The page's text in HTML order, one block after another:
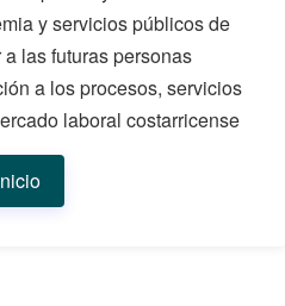
y servicios públicos de
las futuras personas
a los procesos, servicios
laboral costarricense